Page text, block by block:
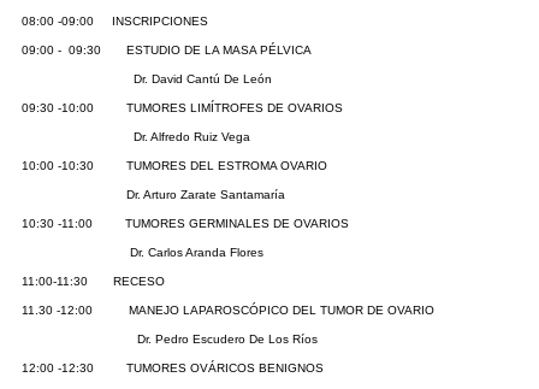
08:00 -09:00 INSCRIPCIONES
09:00 - 09:30 ESTUDIO DE LA MASA PÉLVICA
Dr. David Cantú De León
09:30 -10:00 TUMORES LIMÍTROFES DE OVARIOS
Dr. Alfredo Ruiz Vega
10:00 -10:30 TUMORES DEL ESTROMA OVARIO
Dr. Arturo Zarate Santamaría
10:30 -11:00 TUMORES GERMINALES DE OVARIOS
Dr. Carlos Aranda Flores
11:00-11:30 RECESO
11.30 -12:00 MANEJO LAPAROSCÓPICO DEL TUMOR DE OVARIO
Dr. Pedro Escudero De Los Ríos
12:00 -12:30 TUMORES OVÁRICOS BENIGNOS